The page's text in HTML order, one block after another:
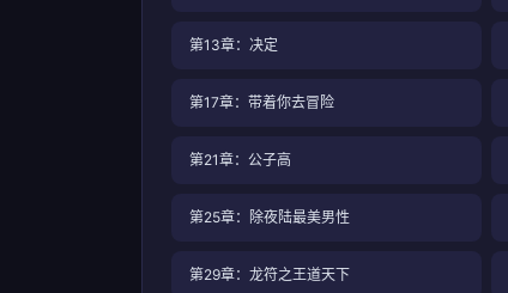
第13章：决定
第17章：带着你去冒险
第21章：公子高
第25章：除夜陆最美男性
第29章：龙符之王道天下